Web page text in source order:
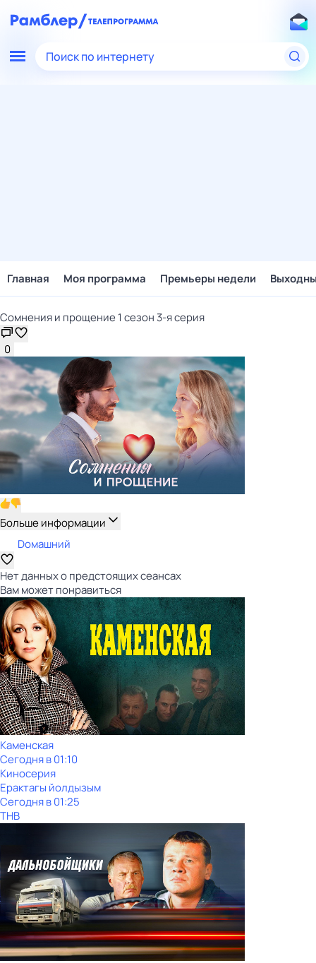
Поиск по интернету
Главная Моя программа Премьеры недели
Сомнения и прощение 1 сезон 3-я серия
0
Больше информации
Dомашний
Нет данных о предстоящих сеансах
Вам может понравиться
Каменская
Сегодня в 01:10
Киносерия
Ерактагы йолдызым
Сегодня в 01:25
ТНВ